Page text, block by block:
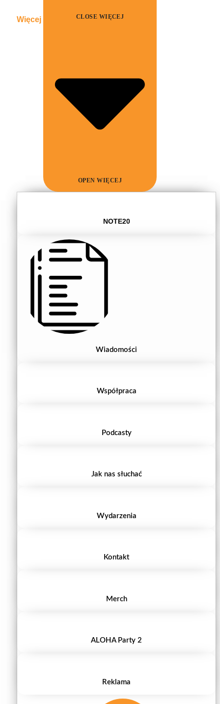
Więcej CLOSE WIĘCEJ
OPEN WIĘCEJ
NOTE20
Wiadomości
Współpraca
Podcasty
Jak nas słuchać
Wydarzenia
Kontakt
Merch
ALOHA Party 2
Reklama